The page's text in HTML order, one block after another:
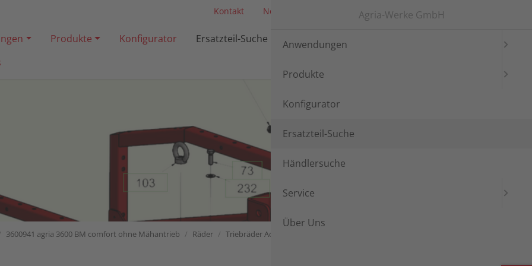
Kontakt News Login Languages
Produkte Konfigurator Ersatzteil-Suche Händlersuche
3600941 agria 3600 BM comfort ohne Mähantrieb Räder Triebräder Ackerprofil Artikel 3690021
Agria-Werke GmbH
Anwendungen
Produkte
Konfigurator
Ersatzteil-Suche
Händlersuche
Service
Über Uns